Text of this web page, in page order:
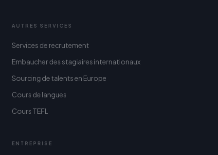
AUTRES SERVICES
Services de recrutement
Embaucher des stagiaires internationaux
Sourcing de talents en Europe
Cours de langues
Cours TEFL
ENTREPRISE